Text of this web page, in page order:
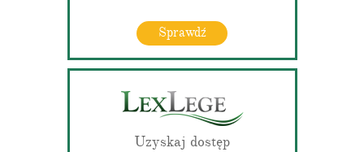
Sprawdź
Uzyskaj dostęp